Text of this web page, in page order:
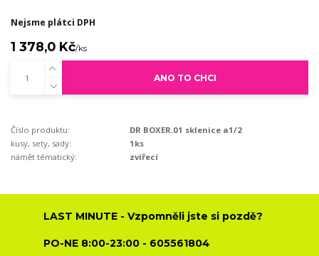
Nejsme plátci DPH
1 378,0 Kč/ks
ANO TO CHCI
Číslo produktu:
DR BOXER.01 sklenice a1/2
kusy, sety, sady:
1ks
námět tématický:
zvířecí
LAST MINUTE - Vzpomněli jste si pozdě?
PO-NE 8:00-23:00 - 605561804